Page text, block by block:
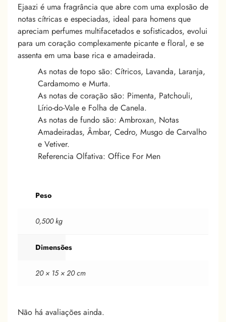
Ejaazi é uma fragrância que abre com uma explosão de
notas cítricas e especiadas, ideal para homens que
apreciam perfumes multifacetados e sofisticados, evolui
para um coração complexamente picante e floral, e se
assenta em uma base rica e amadeirada.
As notas de topo são: Cítricos, Lavanda, Laranja,
Cardamomo e Murta.
As notas de coração são: Pimenta, Patchouli,
Lírio-do-Vale e Folha de Canela.
As notas de fundo são: Ambroxan, Notas
Amadeiradas, Âmbar, Cedro, Musgo de Carvalho
e Vetiver.
Referencia Olfativa: Office For Men
Peso
0,500 kg
Dimensões
20 × 15 × 20 cm
Não há avaliações ainda.